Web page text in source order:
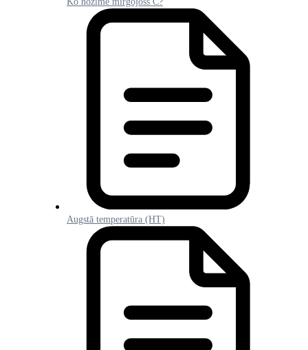
Augstā temperatūra (HT)